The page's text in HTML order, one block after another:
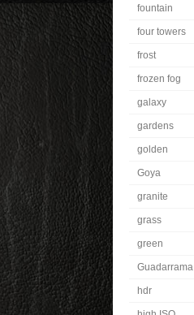
fountain
four towers
frost
frozen fog
galaxy
gardens
golden
Goya
granite
grass
green
Guadarrama
hdr